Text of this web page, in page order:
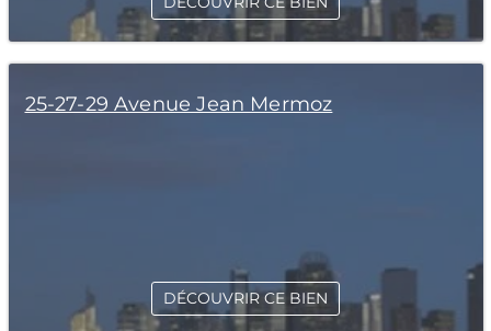
25-27-29 Avenue Jean Mermoz
DÉCOUVRIR CE BIEN